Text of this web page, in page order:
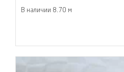
В наличии 8.70 м